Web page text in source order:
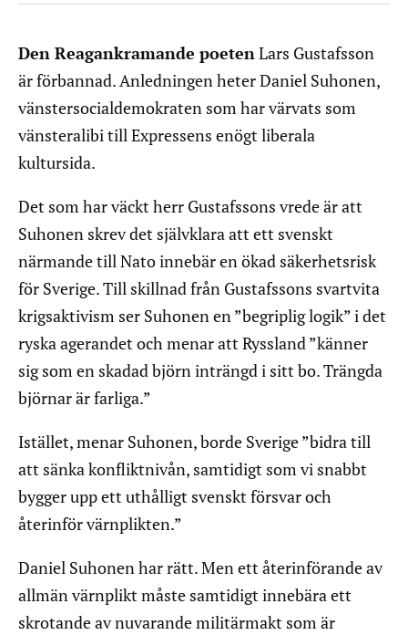
Den Reagankramande poetenLars Gustafsson
är förbannad. Anledningen heter Daniel Suhonen,
vänstersocialdemokraten som har värvats som
vänsteralibi till Expressens enögt liberala
kultursida.
Det som har väckt herr Gustafssons vrede är att
Suhonen skrev det självklara att ett svenskt
närmande till Nato innebär en ökad säkerhetsrisk
för Sverige. Till skillnad från Gustafssons svartvita
krigsaktivism ser Suhonen en ”begriplig logik” i det
ryska agerandet och menar att Ryssland ”känner
sig som en skadad björn inträngd i sitt bo. Trängda
björnar är farliga.”
Istället, menar Suhonen, borde Sverige ”bidra till
att sänka konfliktnivån, samtidigt som vi snabbt
bygger upp ett uthålligt svenskt försvar och
återinför värnplikten.”
Daniel Suhonen har rätt. Men ett återinförande av
allmän värnplikt måste samtidigt innebära ett
skrotande av nuvarande militärmakt som är